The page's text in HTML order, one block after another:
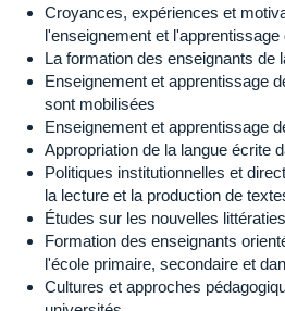
Croyances, expériences et
l'enseignement et l'apprentissage
La formation des enseignants de
Enseignement et apprentissage
sont mobilisées
Enseignement et apprentissage
Appropriation de la langue écrite
Politiques institutionnelles et
la lecture et la production de
Études sur les nouvelles
Formation des enseignants
l'école primaire, secondaire et
Cultures et approches